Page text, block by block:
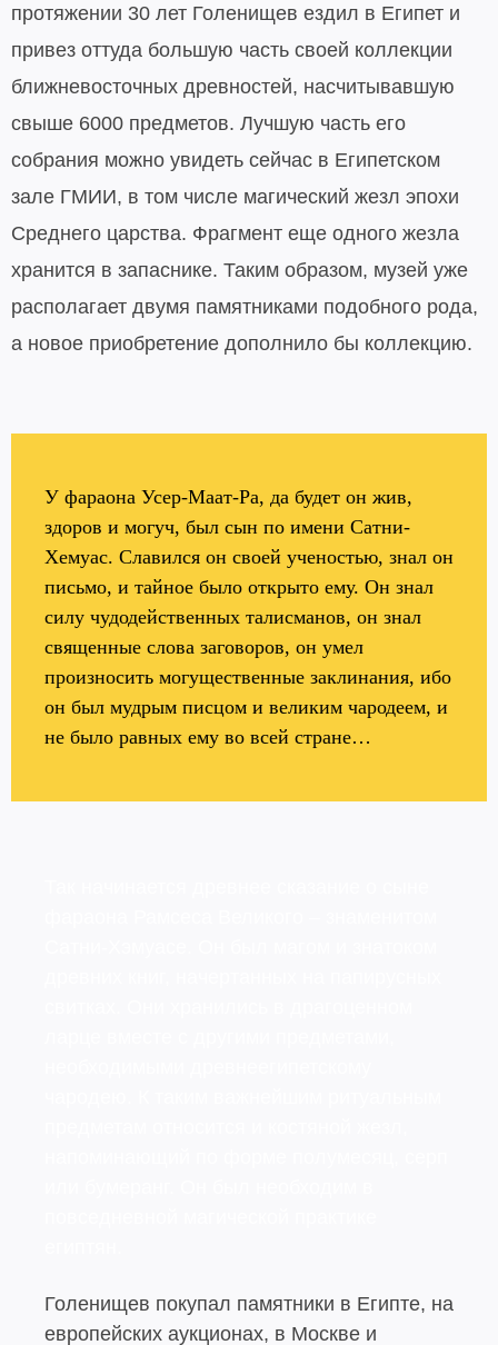
протяжении 30 лет Голенищев ездил в Египет и
привез оттуда большую часть своей коллекции
ближневосточных древностей, насчитывавшую
свыше 6000 предметов. Лучшую часть его
собрания можно увидеть сейчас в Египетском
зале ГМИИ, в том числе магический жезл эпохи
Среднего царства. Фрагмент еще одного жезла
хранится в запаснике. Таким образом, музей уже
располагает двумя памятниками подобного рода,
а новое приобретение дополнило бы коллекцию.
У фараона Усер-Маат-Ра, да будет он жив,
здоров и могуч, был сын по имени Сатни-
Хемуас. Славился он своей ученостью, знал он
письмо, и тайное было открыто ему. Он знал
силу чудодейственных талисманов, он знал
священные слова заговоров, он умел
произносить могущественные заклинания, ибо
он был мудрым писцом и великим чародеем, и
не было равных ему во всей стране…
Голенищев покупал памятники в Египте, на
европейских аукционах, в Москве и